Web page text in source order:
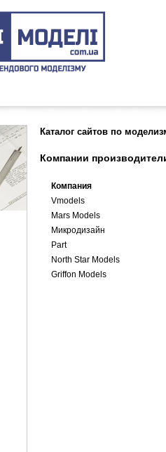
Каталог сайтов по
Компании
Компания
Vmodels
Mars Models
Микродизайн
Part
North Star Models
Griffon Models